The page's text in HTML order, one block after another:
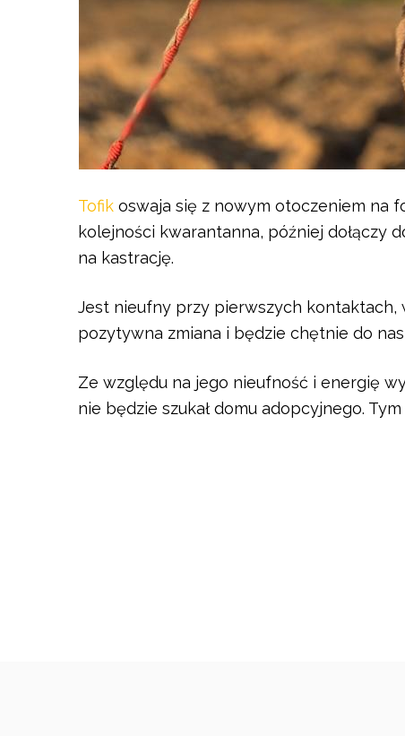
Tofik oswaja się z nowym otoczeniem na
kolejności kwarantanna, później dołączy
na kastrację.
Jest nieufny przy pierwszych kontaktach,
pozytywna zmiana i będzie chętnie do nas
Ze względu na jego nieufność i energię
nie będzie szukał domu adopcyjnego.